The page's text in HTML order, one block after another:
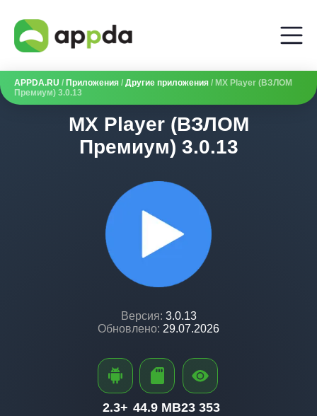
APPDA.RU / Приложения / Другие приложения / MX Player (ВЗЛОМ
Премиум) 3.0.13
MX Player (ВЗЛОМ
Премиум) 3.0.13
Версия: 3.0.13
Обновлено: 29.07.2026
2.3+ 44.9 MB23 353